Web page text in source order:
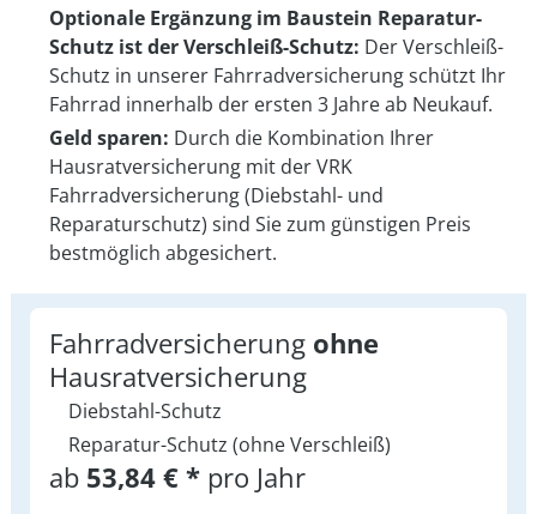
Optionale Ergänzung im Baustein Reparatur-
Schutz ist der Verschleiß-Schutz: Der Verschleiß-
Schutz in unserer Fahrradversicherung schützt Ihr
Fahrrad innerhalb der ersten 3 Jahre ab Neukauf.
Geld sparen: Durch die Kombination Ihrer
Hausratversicherung mit der VRK
Fahrradversicherung (Diebstahl- und
Reparaturschutz) sind Sie zum günstigen Preis
bestmöglich abgesichert.
Fahrradversicherung ohne
Hausratversicherung
Diebstahl-Schutz
Reparatur-Schutz (ohne Verschleiß)
ab 53,84 € *pro Jahr